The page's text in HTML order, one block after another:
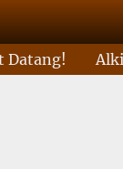
Datang!